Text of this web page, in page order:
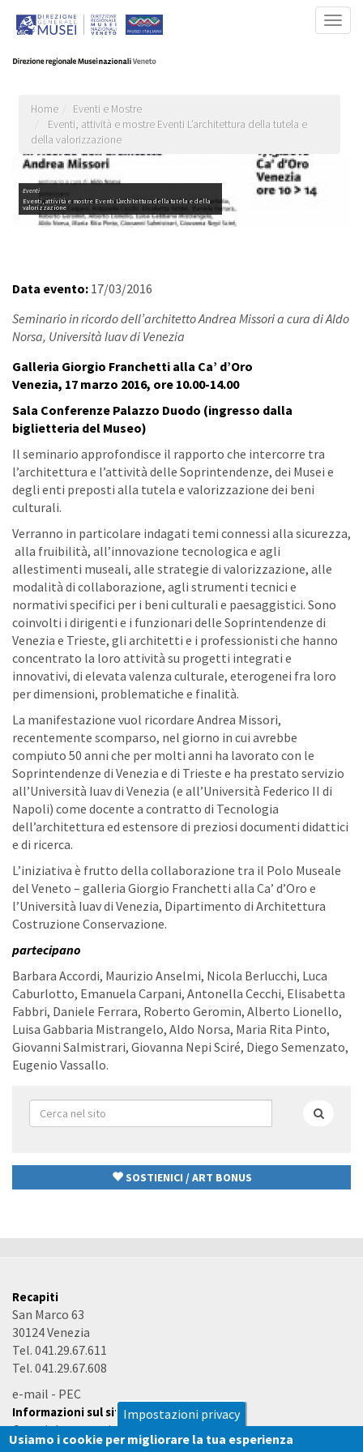
Impostazioni privacy
Usiamo i cookie per migliorare la tua esperienza
principale
Home
Eventi e Mostre
Eventi, attività e mostre Eventi L’architettura della tutela e
della valorizzazione
Eventi
Eventi, attività e mostre Eventi L’architettura della tutela e della
valorizzazione
Data evento: 17/03/2016
Seminario in ricordo dell’architetto Andrea Missori a cura di Aldo
Norsa, Università Iuav di Venezia
Galleria Giorgio Franchetti alla Ca’ d’Oro
Venezia, 17 marzo 2016, ore 10.00-14.00
Sala Conferenze Palazzo Duodo (ingresso dalla
biglietteria del Museo)
Il seminario approfondisce il rapporto che intercorre tra
l’architettura e l’attività delle Soprintendenze, dei Musei e
degli enti preposti alla tutela e valorizzazione dei beni
culturali.
Verranno in particolare indagati temi connessi alla sicurezza,
alla fruibilità, all’innovazione tecnologica e agli
allestimenti museali, alle strategie di valorizzazione, alle
modalità di collaborazione, agli strumenti tecnici e
normativi specifici per i beni culturali e paesaggistici. Sono
coinvolti i dirigenti e i funzionari delle Soprintendenze di
Venezia e Trieste, gli architetti e i professionisti che hanno
concentrato la loro attività su progetti integrati e
innovativi, di elevata valenza culturale, eterogenei fra loro
per dimensioni, problematiche e finalità.
La manifestazione vuol ricordare Andrea Missori,
recentemente scomparso, nel giorno in cui avrebbe
compiuto 50 anni che per molti anni ha lavorato con le
Soprintendenze di Venezia e di Trieste e ha prestato servizio
all’Università Iuav di Venezia (e all’Università Federico II di
Napoli) come docente a contratto di Tecnologia
dell’architettura ed estensore di preziosi documenti didattici
e di ricerca.
L’iniziativa è frutto della collaborazione tra il Polo Museale
del Veneto – galleria Giorgio Franchetti alla Ca’ d’Oro e
l’Università Iuav di Venezia, Dipartimento di Architettura
Costruzione Conservazione.
partecipano
Barbara Accordi, Maurizio Anselmi, Nicola Berlucchi, Luca
Caburlotto, Emanuela Carpani, Antonella Cecchi, Elisabetta
Fabbri, Daniele Ferrara, Roberto Geromin, Alberto Lionello,
Luisa Gabbaria Mistrangelo, Aldo Norsa, Maria Rita Pinto,
Giovanni Salmistrari, Giovanna Nepi Sciré, Diego Semenzato,
Eugenio Vassallo.
Form
di
SOSTIENICI / ART BONUS
Recapiti
San Marco 63
30124 Venezia
Tel. 041.29.67.611
Tel. 041.29.67.608
e-mail - PEC
Informazioni sul sito
Copyright e termini d'uso
Accessibilità